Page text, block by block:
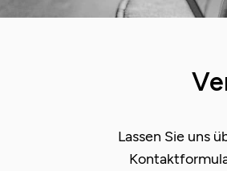
Lassen Sie uns